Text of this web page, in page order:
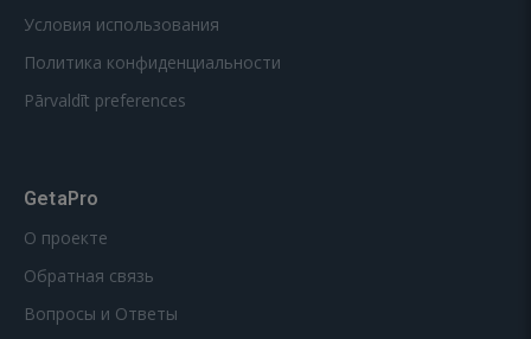
Условия использования
Политика конфиденциальности
Pārvaldīt preferences
GetaPro
О проекте
Обратная связь
Вопросы и Ответы